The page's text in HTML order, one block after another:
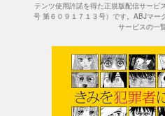
テンツ使用許諾を得た正規版配信サービ
号 第６０９１７１３号）です。ABJマー
サービスの一